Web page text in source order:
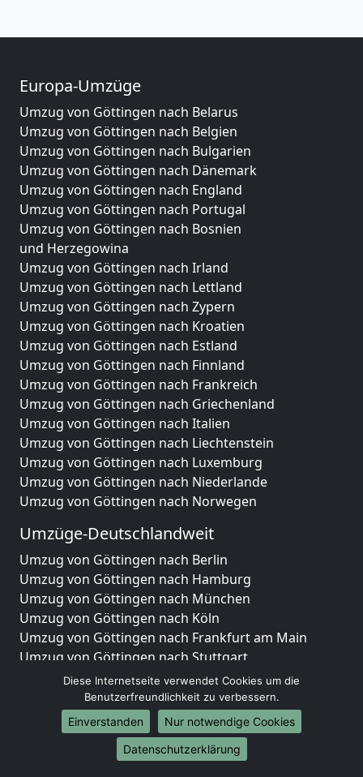
Europa-Umzüge
Umzug von Göttingen nach Belarus
Umzug von Göttingen nach Belgien
Umzug von Göttingen nach Bulgarien
Umzug von Göttingen nach Dänemark
Umzug von Göttingen nach England
Umzug von Göttingen nach Portugal
Umzug von Göttingen nach Bosnien
und Herzegowina
Umzug von Göttingen nach Irland
Umzug von Göttingen nach Lettland
Umzug von Göttingen nach Zypern
Umzug von Göttingen nach Kroatien
Umzug von Göttingen nach Estland
Umzug von Göttingen nach Finnland
Umzug von Göttingen nach Frankreich
Umzug von Göttingen nach Griechenland
Umzug von Göttingen nach Italien
Umzug von Göttingen nach Liechtenstein
Umzug von Göttingen nach Luxemburg
Umzug von Göttingen nach Niederlande
Umzug von Göttingen nach Norwegen
Umzüge-Deutschlandweit
Umzug von Göttingen nach Berlin
Umzug von Göttingen nach Hamburg
Umzug von Göttingen nach München
Umzug von Göttingen nach Köln
Umzug von Göttingen nach Frankfurt am Main
Umzug von Göttingen nach Stuttgart
Umzug von Göttingen nach Düsseldorf
Umzug von Göttingen nach Leipzig
Umzug von Göttingen nach Dortmund
Umzug von Göttingen nach Essen
Umzug von Göttingen nach Bremen
Diese Internetseite verwendet Cookies um die
Benutzerfreundlichkeit zu verbessern.
Einverstanden
Nur notwendige Cookies
Datenschutzerklärung